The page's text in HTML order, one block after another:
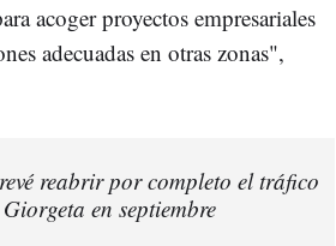
acoger proyectos empresariales
adecuadas en otras zonas",
reabrir por completo el tráfico
en septiembre